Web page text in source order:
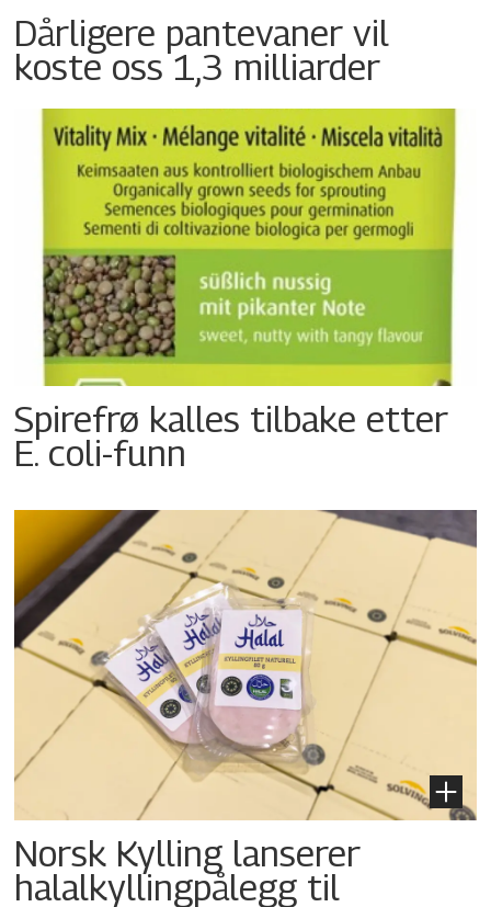
Dårligere pantevaner vil
koste oss 1,3 milliarder
Spirefrø kalles tilbake etter
E. coli-funn
Norsk Kylling lanserer
halalkyllingpålegg til